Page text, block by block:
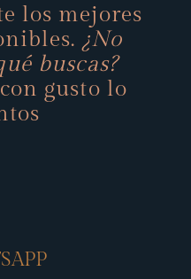
los mejores
¿No
buscas?
gusto lo